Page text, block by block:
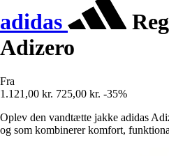
adidas
Adizero
Fra
1.121,00 kr. 725,00 kr. -35%
Oplev den vandtætte jakke adidas
og som kombinerer komfort,